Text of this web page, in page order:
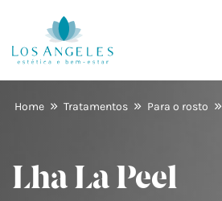
Home » Tratamentos » Para o rosto »
Lha La Peel